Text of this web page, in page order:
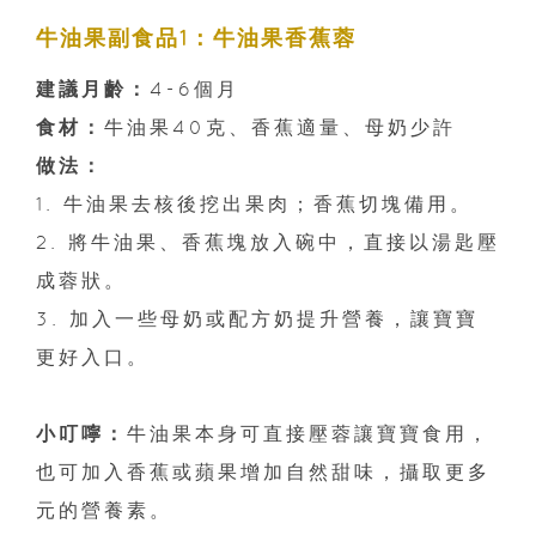
牛油果副食品1：牛油果香蕉蓉
建議月齡： 4-6個月
食材： 牛油果40克、香蕉適量、母奶少許
做法：
1. 牛油果去核後挖出果肉；香蕉切塊備用。
2. 將牛油果、香蕉塊放入碗中，直接以湯匙壓
成蓉狀。
3. 加入一些母奶或配方奶提升營養，讓寶寶
更好入口。
小叮嚀： 牛油果本身可直接壓蓉讓寶寶食用，
也可加入香蕉或蘋果增加自然甜味，攝取更多
元的營養素。